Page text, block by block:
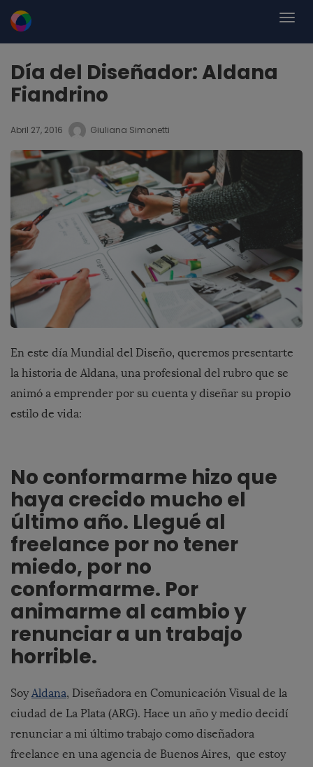
Día del Diseñador: Aldana
Fiandrino
Abril 27, 2016 Giuliana Simonetti
En este día Mundial del Diseño, queremos presentarte
la historia de Aldana, una profesional del rubro que se
animó a emprender por su cuenta y diseñar su propio
estilo de vida:
No conformarme hizo que
haya crecido mucho el
último año. Llegué al
freelance por no tener
miedo, por no
conformarme. Por
animarme al cambio y
renunciar a un trabajo
horrible.
SoyAldana, Diseñadora en Comunicación Visual de la
ciudad de La Plata (ARG). Hace un año y medio decidí
renunciar a mi último trabajo como diseñadora
freelance en una agencia de Buenos Aires, que estoy